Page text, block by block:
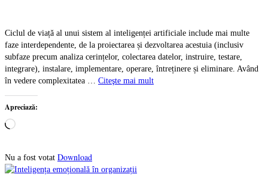
Ciclul de viață al unui sistem al inteligenței artificiale include mai multe
faze interdependente, de la proiectarea și dezvoltarea acestuia (inclusiv
subfaze precum analiza cerințelor, colectarea datelor, instruire, testare,
integrare), instalare, implementare, operare, întreținere și eliminare. Având
în vedere complexitatea … Citeşte mai mult
Apreciază:
Încarc...
Nu a fost votat Download